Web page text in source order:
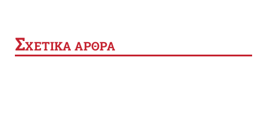
ΣΧΕΤΙΚΑ ΑΡΘΡΑ